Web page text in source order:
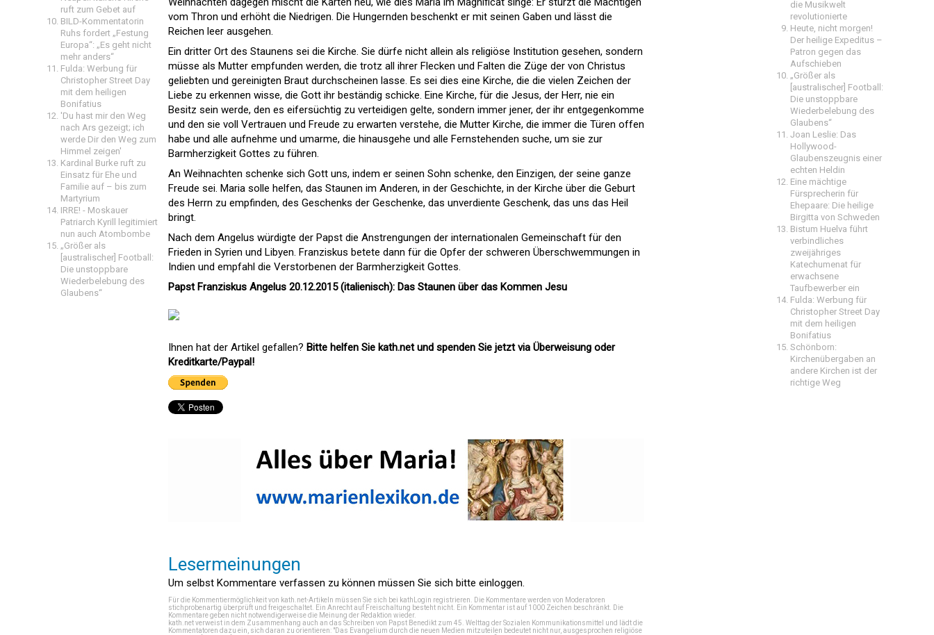
ruft zum Gebet auf
BILD-Kommentatorin
Ruhs fordert „Festung
Europa“: „Es geht nicht
mehr anders“
Fulda: Werbung für
Christopher Street Day
mit dem heiligen
Bonifatius
'Du hast mir den Weg
nach Ars gezeigt; ich
werde Dir den Weg zum
Himmel zeigen'
Kardinal Burke ruft zu
Einsatz für Ehe und
Familie auf – bis zum
Martyrium
IRRE! - Moskauer
Patriarch Kyrill legitimiert
nun auch Atombombe
„Größer als
[australischer] Football:
Die unstoppbare
Wiederbelebung des
Glaubens“
vom Thron und erhöht die Niedrigen. Die Hungernden beschenkt er mit seinen Gaben und lässt die
Reichen leer ausgehen.
Ein dritter Ort des Staunens sei die Kirche. Sie dürfe nicht allein als religiöse Institution gesehen, sondern
müsse als Mutter empfunden werden, die trotz all ihrer Flecken und Falten die Züge der von Christus
geliebten und gereinigten Braut durchscheinen lasse. Es sei dies eine Kirche, die die vielen Zeichen der
Liebe zu erkennen wisse, die Gott ihr beständig schicke. Eine Kirche, für die Jesus, der Herr, nie ein
Besitz sein werde, den es eifersüchtig zu verteidigen gelte, sondern immer jener, der ihr entgegenkomme
und den sie voll Vertrauen und Freude zu erwarten verstehe, die Mutter Kirche, die immer die Türen offen
habe und alle aufnehme und umarme, die hinausgehe und alle Fernstehenden suche, um sie zur
Barmherzigkeit Gottes zu führen.
An Weihnachten schenke sich Gott uns, indem er seinen Sohn schenke, den Einzigen, der seine ganze
Freude sei. Maria solle helfen, das Staunen im Anderen, in der Geschichte, in der Kirche über die Geburt
des Herrn zu empfinden, des Geschenks der Geschenke, das unverdiente Geschenk, das uns das Heil
bringt.
Nach dem Angelus würdigte der Papst die Anstrengungen der internationalen Gemeinschaft für den
Frieden in Syrien und Libyen. Franziskus betete dann für die Opfer der schweren Überschwemmungen in
Indien und empfahl die Verstorbenen der Barmherzigkeit Gottes.
Papst Franziskus Angelus 20.12.2015 (italienisch): Das Staunen über das Kommen Jesu
Ihnen hat der Artikel gefallen? Bitte helfen Sie kath.net und spenden Sie jetzt via Überweisung oder
Kreditkarte/Paypal!
Lesermeinungen
Um selbst Kommentare verfassen zu können müssen Sie sich bitte einloggen.
Für die Kommentiermöglichkeit von kath.net-Artikeln müssen Sie sich bei kathLogin registrieren . Die Kommentare werden von Moderatoren
stichprobenartig überprüft und freigeschaltet. Ein Anrecht auf Freischaltung besteht nicht. Ein Kommentar ist auf 1000 Zeichen beschränkt. Die
Kommentare geben nicht notwendigerweise die Meinung der Redaktion wieder.
kath.net verweist in dem Zusammenhang auch an das Schreiben von Papst Benedikt zum 45. Welttag der Sozialen Kommunikationsmittel und lädt die
Kommentatoren dazu ein, sich daran zu orientieren: "Das Evangelium durch die neuen Medien mitzuteilen bedeutet nicht nur, ausgesprochen religiöse
die Musikwelt
revolutionierte
Heute, nicht morgen!
Der heilige Expeditus –
Patron gegen das
Aufschieben
„Größer als
[australischer] Football:
Die unstoppbare
Wiederbelebung des
Glaubens“
Joan Leslie: Das
Hollywood-
Glaubenszeugnis einer
echten Heldin
Eine mächtige
Fürsprecherin für
Ehepaare: Die heilige
Birgitta von Schweden
Bistum Huelva führt
verbindliches
zweijähriges
Katechumenat für
erwachsene
Taufbewerber ein
Fulda: Werbung für
Christopher Street Day
mit dem heiligen
Bonifatius
Schönborn:
Kirchenübergaben an
andere Kirchen ist der
richtige Weg